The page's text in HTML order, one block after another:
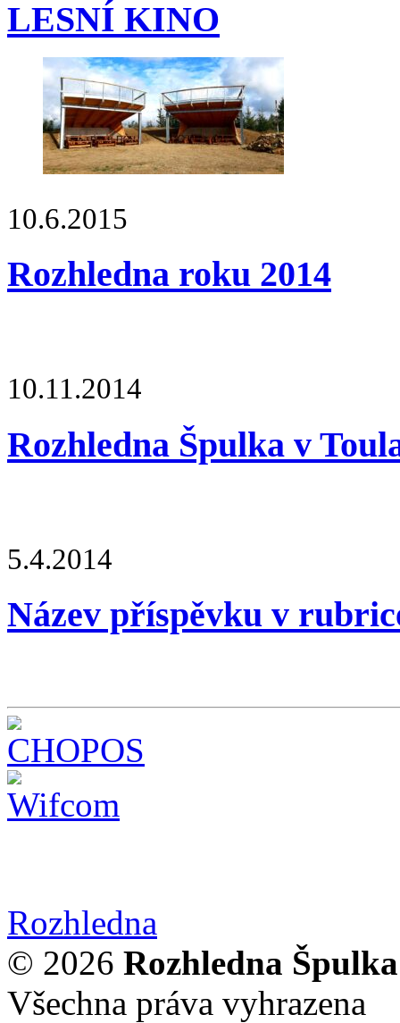
LESNÍ KINO
10.6.2015
Rozhledna roku 2014
10.11.2014
Rozhledna Špulka v
5.4.2014
Název příspěvku v
Rozhledna
© 2026 Rozhledna Špulka
Všechna práva vyhrazena